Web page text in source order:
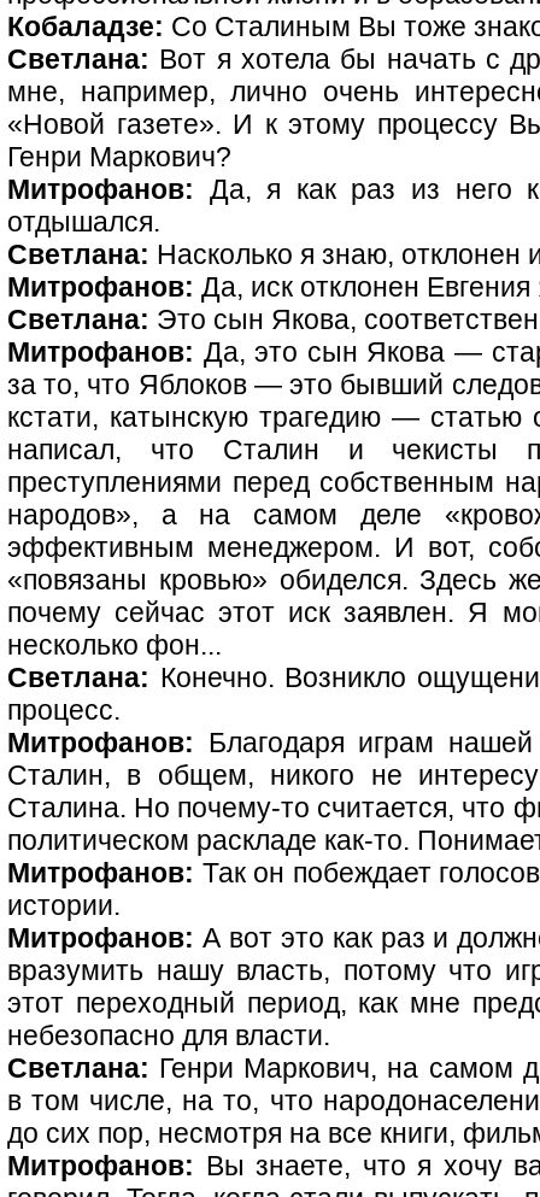
Кобаладзе: Со Сталиным Вы тоже
Светлана: Вот я хотела бы начать с
мне, например, лично очень
«Новой газете». И к этому процессу
Генри Маркович?
Митрофанов: Да, я как раз из него
отдышался.
Светлана: Насколько я знаю, отклонен
Митрофанов: Да, иск отклонен
Светлана: Это сын Якова,
Митрофанов: Да, это сын Якова —
за то, что Яблоков — это бывший
кстати, катынскую трагедию — статью
написал, что Сталин и чекисты
преступлениями перед собственным
народов», а на самом деле
эффективным менеджером. И вот,
«повязаны кровью» обиделся. Здесь
почему сейчас этот иск заявлен. Я
несколько фон...
Светлана: Конечно. Возникло
процесс.
Митрофанов: Благодаря играм
Сталин, в общем, никого не
Сталина. Но почему-то считается, что
политическом раскладе как-то.
Митрофанов: Так он побеждает
истории.
Митрофанов: А вот это как раз и
вразумить нашу власть, потому что
этот переходный период, как мне
небезопасно для власти.
Светлана: Генри Маркович, на самом
в том числе, на то, что
до сих пор, несмотря на все книги,
Митрофанов: Вы знаете, что я хочу